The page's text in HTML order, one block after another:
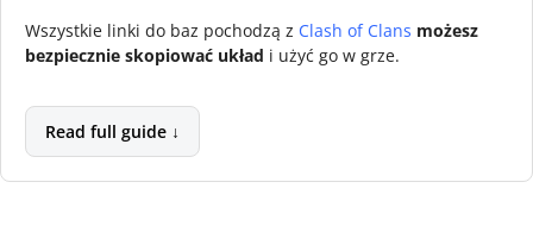
Wszystkie linki do baz pochodzą z Clash of Clans możesz
bezpiecznie skopiować układ i użyć go w grze.
Read full guide ↓